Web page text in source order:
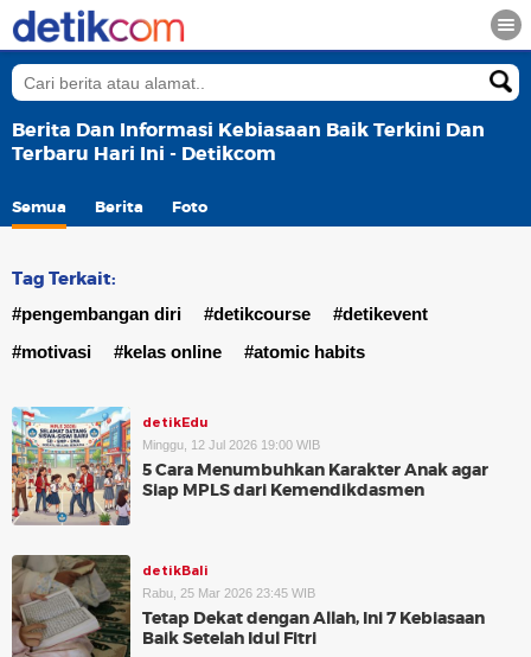
Berita Dan Informasi Kebiasaan Baik Terkini Dan
Terbaru Hari Ini - Detikcom
Semua Berita Foto
Tag Terkait:
#pengembangan diri #detikcourse
#detikevent
#motivasi
#kelas online #atomic habits
detikEdu
Minggu, 12 Jul 2026 19:00 WIB
5 Cara Menumbuhkan Karakter Anak agar
Siap MPLS dari Kemendikdasmen
detikBali
Rabu, 25 Mar 2026 23:45 WIB
Tetap Dekat dengan Allah, Ini 7 Kebiasaan
Baik Setelah Idul Fitri